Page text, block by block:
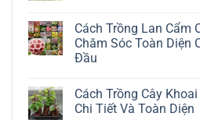
Thuật
Chăm
Sóc
Lá
Tế
Địa
Lan
Tứ
Thời:
Chi
Tiết
Trồng
bình
luận
ở
Toàn
Trồng
Nho
Ngón
Cách Trồng Lan Cẩm
Chăm Sóc Toàn Diện
Đầu
bình
luận
ở
Cách Trồng Cây
Chi Tiết Và Toàn Diện